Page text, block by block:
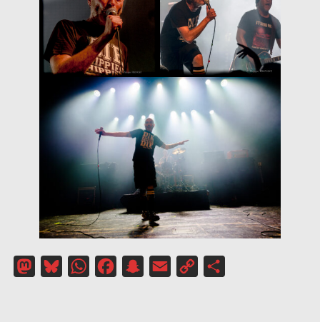
MastodonBlueskyWhatsAppFacebookSnapchat
Email
Copy